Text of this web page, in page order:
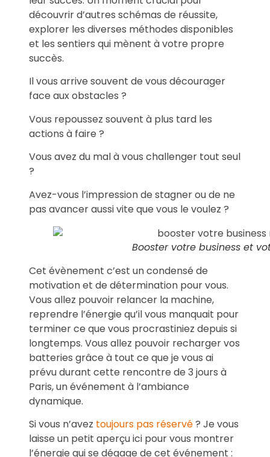
découvrir d’autres schémas de réussite,
explorer les diverses méthodes disponibles
et les sentiers qui mènent à votre propre
succès.
Il vous arrive souvent de vous décourager
face aux obstacles ?
Vous repoussez souvent à plus tard les
actions à faire ?
Vous avez du mal à vous challenger tout seul
?
Avez-vous l’impression de stagner ou de ne
pas avancer aussi vite que vous le voulez ?
Booster votre business et
Cet évènement c’est un condensé de
motivation et de détermination pour vous.
Vous allez pouvoir relancer la machine,
reprendre l’énergie qu’il vous manquait pour
terminer ce que vous procrastiniez depuis si
longtemps. Vous allez pouvoir recharger vos
batteries grâce à tout ce que je vous ai
prévu durant cette rencontre de 3 jours à
Paris, un événement à l’ambiance
dynamique.
Si vous n’avez toujours pas réservé? Je vous
laisse un petit aperçu ici pour vous montrer
l’énergie qui se dégage de cet événement :